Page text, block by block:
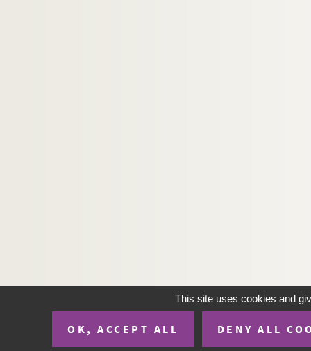
This site uses cookies and
OK, ACCEPT ALL DENY ALL